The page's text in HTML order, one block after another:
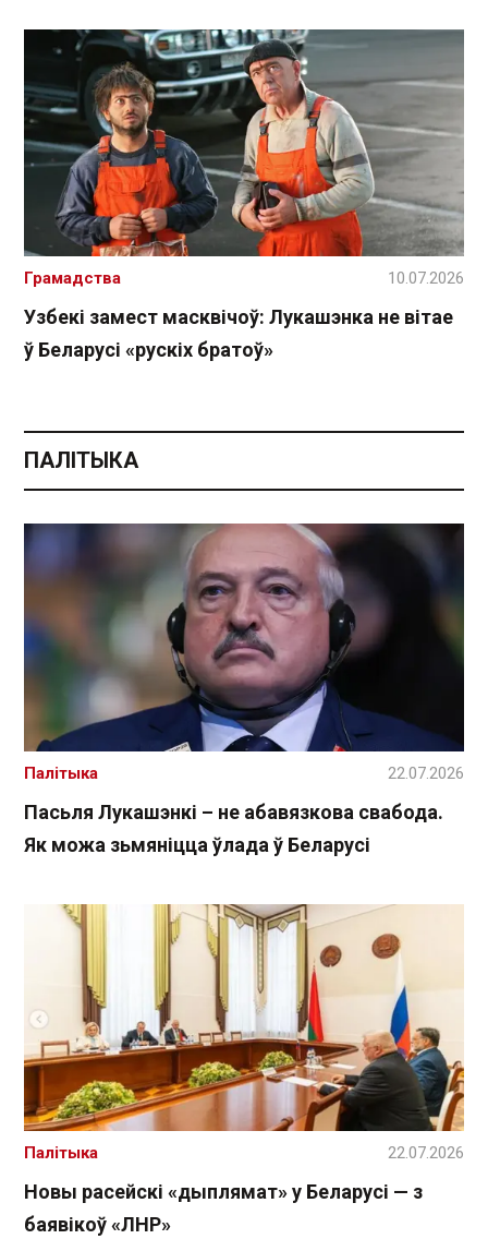
Узбекі замест масквічоў: Лукашэнка не вітае
ў Беларусі «рускіх братоў»
Грамадства 10.07.2026
ПАЛІТЫКА
Пасьля Лукашэнкі – не абавязкова свабода.
Як можа зьмяніцца ўлада ў Беларусі
Палітыка 22.07.2026
Новы расейскі «дыплямат» у Беларусі — з
баявікоў «ЛНР»
Палітыка 22.07.2026